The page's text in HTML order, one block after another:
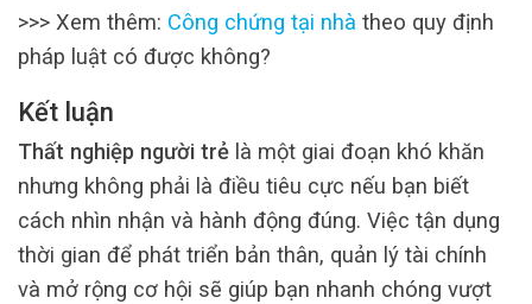
>>> Xem thêm: Công chứng tại nhà theo quy định
pháp luật có được không?
Kết luận
Thất nghiệp người trẻ là một giai đoạn khó khăn
nhưng không phải là điều tiêu cực nếu bạn biết
cách nhìn nhận và hành động đúng. Việc tận dụng
thời gian để phát triển bản thân, quản lý tài chính
và mở rộng cơ hội sẽ giúp bạn nhanh chóng vượt